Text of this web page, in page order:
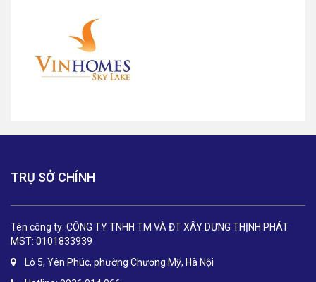
TRỤ SỞ CHÍNH
Tên công ty: CÔNG TY TNHH TM VÀ ĐT XÂY DỰNG THỊNH PHÁT
MST: 0101833939
Lô 5, Yên Phúc, phường Chương Mỹ, Hà Nội